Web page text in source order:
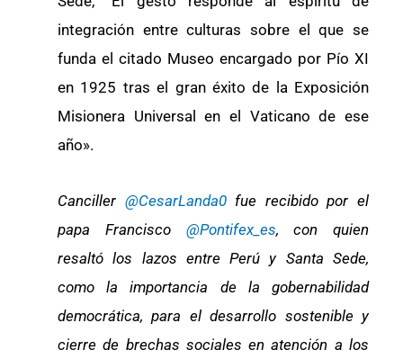
integración entre culturas sobre el que se
funda el citado Museo encargado por Pío XI
en 1925 tras el gran éxito de la Exposición
Misionera Universal en el Vaticano de ese
año».
Canciller @CesarLanda0fue recibido por el
papa Francisco @Pontifex_es, con quien
resaltó los lazos entre Perú y Santa Sede,
como la importancia de la gobernabilidad
democrática, para el desarrollo sostenible y
cierre de brechas sociales en atención a los